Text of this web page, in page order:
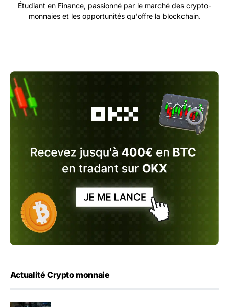
Étudiant en Finance, passionné par le marché des crypto-
monnaies et les opportunités qu'offre la blockchain.
Actualité Crypto monnaie